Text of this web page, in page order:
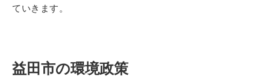
ていきます。
益田市の環境政策